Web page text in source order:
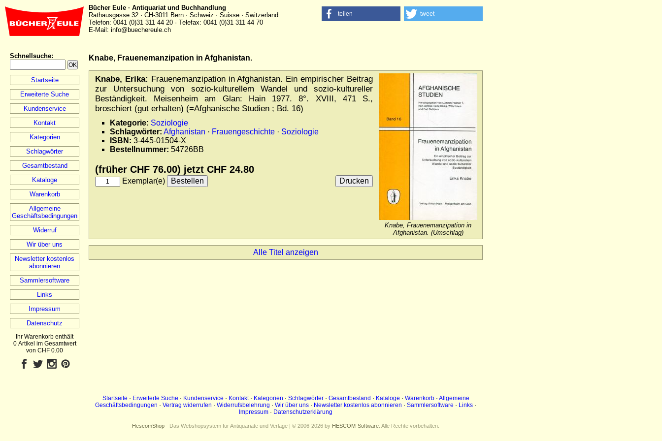
Bücher Eule · Antiquariat und Buchhandlung
Rathausgasse 32 · CH-3011 Bern · Schweiz · Suisse · Switzerland
Telefon: 0041 (0)31 311 44 20 · Telefax: 0041 (0)31 311 44 70
E-Mail: info@buechereule.ch
teilen tweet
Schnellsuche:
Startseite
Erweiterte Suche
Kundenservice
Kontakt
Kategorien
Schlagwörter
Gesamtbestand
Kataloge
Warenkorb
Allgemeine
Geschäftsbedingungen
Widerruf
Wir über uns
Newsletter kostenlos
abonnieren
Sammlersoftware
Links
Impressum
Datenschutz
Ihr Warenkorb enthält
0 Artikel im Gesamtwert
von CHF 0.00
Knabe, Frauenemanzipation in Afghanistan.
Knabe, Erika: Frauenemanzipation in Afghanistan. Ein empirischer Beitrag
zur Untersuchung von sozio-kulturellem Wandel und sozio-kultureller
Beständigkeit. Meisenheim am Glan: Hain 1977. 8°. XVIII, 471 S.,
broschiert (gut erhalten) (=Afghanische Studien ; Bd. 16)
Kategorie: Soziologie
Schlagwörter: Afghanistan · Frauengeschichte · Soziologie
ISBN: 3-445-01504-X
Bestellnummer: 54726BB
(früher CHF 76.00) jetzt CHF 24.80
Exemplar(e)
Knabe, Frauenemanzipation in
Afghanistan. (Umschlag)
Alle Titel anzeigen
Startseite · Erweiterte Suche · Kundenservice · Kontakt· Kategorien · Schlagwörter· Gesamtbestand · Kataloge · Warenkorb· Allgemeine
Geschäftsbedingungen · Vertrag widerrufen · Widerrufsbelehrung · Wir über uns · Newsletter kostenlos abonnieren · Sammlersoftware · Links ·
Impressum · Datenschutzerklärung
HescomShop - Das Webshopsystem für Antiquariate und Verlage | © 2006-2026 by HESCOM-Software . Alle Rechte vorbehalten.